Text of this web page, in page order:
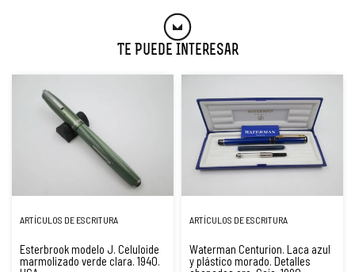
Te Puede Interesar
ARTÍCULOS DE ESCRITURA
Esterbrook modelo J. Celuloide
marmolizado verde clara. 1940.
ARTÍCULOS DE ESCRITURA
Waterman Centurion. Laca azul
y plástico morado. Detalles